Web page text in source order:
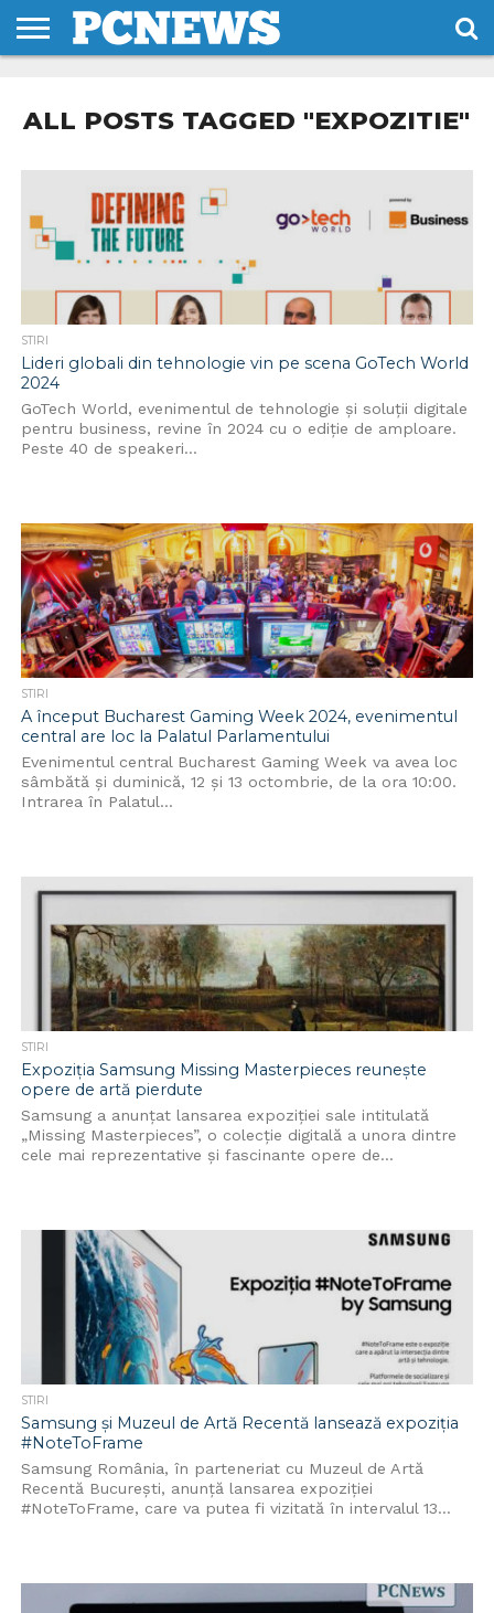
NOI
SI
CONDITII
ALL POSTS TAGGED "EXPOZITIE"
STIRI
Lideri globali din tehnologie vin pe scena GoTech World
2024
GoTech World, evenimentul de tehnologie și soluții digitale
pentru business, revine în 2024 cu o ediție de amploare.
Peste 40 de speakeri...
STIRI
A început Bucharest Gaming Week 2024, evenimentul
central are loc la Palatul Parlamentului
Evenimentul central Bucharest Gaming Week va avea loc
sâmbătă și duminică, 12 și 13 octombrie, de la ora 10:00.
Intrarea în Palatul...
STIRI
Expoziția Samsung Missing Masterpieces reunește
opere de artă pierdute
Samsung a anunțat lansarea expoziției sale intitulată
„Missing Masterpieces”, o colecție digitală a unora dintre
cele mai reprezentative și fascinante opere de...
STIRI
Samsung și Muzeul de Artă Recentă lansează expoziția
#NoteToFrame
Samsung România, în parteneriat cu Muzeul de Artă
Recentă București, anunță lansarea expoziției
#NoteToFrame, care va putea fi vizitată în intervalul 13...